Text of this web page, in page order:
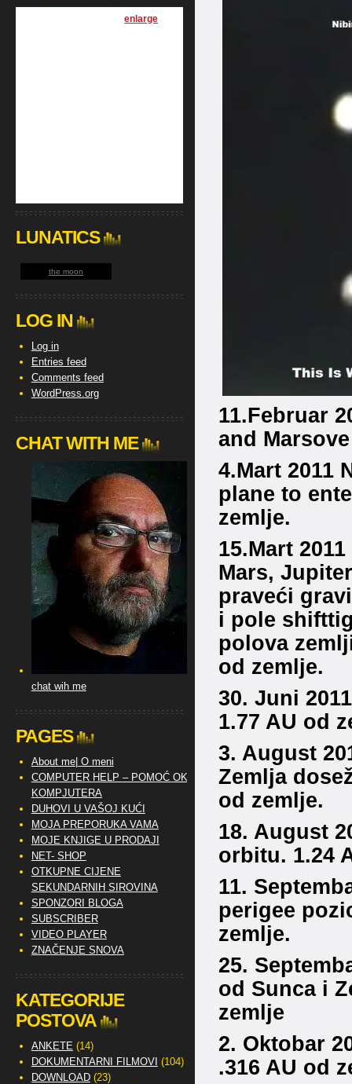
11.Februar
and
4.Mart 2011
plane to
zemlje.
15.Mart
Mars,
praveći
i pole
polova
od zemlje.
30. Juni
1.77 AU od
3. August
Zemlja
od zemlje.
18. August
orbitu. 1.24
11.
perigee
zemlje.
25.
od Sunca i
zemlje
2. Oktobar
.316 AU od
[enlarge
LUNATICS
the moon
LOG IN
Log in
Entries feed
Comments feed
WordPress.org
CHAT WITH ME
chat wih me
PAGES
About me| O meni
COMPUTER HELP – POMOĆ OKO
KOMPJUTERA
DUHOVI U VAŠOJ KUĆI
MOJA PREPORUKA VAMA
MOJE KNJIGE U PRODAJI
NET- SHOP
OTKUPNE CIJENE
SEKUNDARNIH SIROVINA
SPONZORI BLOGA
SUBSCRIBER
VIDEO PLAYER
ZNAČENJE SNOVA
KATEGORIJE
POSTOVA
ANKETE (14)
DOKUMENTARNI FILMOVI (104)
DOWNLOAD(23)